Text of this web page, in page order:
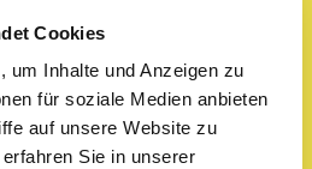
Cookies
um Inhalte und Anzeigen zu
für soziale Medien anbieten
auf unsere Website zu
Sie in unserer
AGB
Cookie-Einstellungen